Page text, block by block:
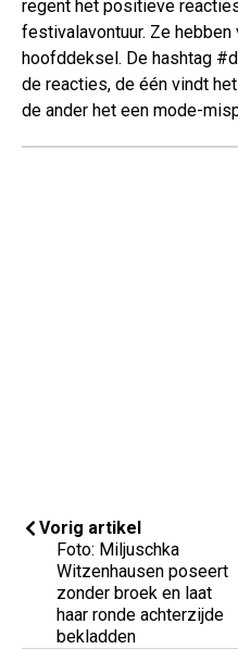
regent het positieve
festivalavontuur. Ze hebben
hoofddeksel. De hashtag
de reacties, de één vindt
de ander het een mode-
Vorig artikel
Foto: Miljuschka
Witzenhausen poseert
zonder broek en laat
haar ronde achterzijde
bekladden